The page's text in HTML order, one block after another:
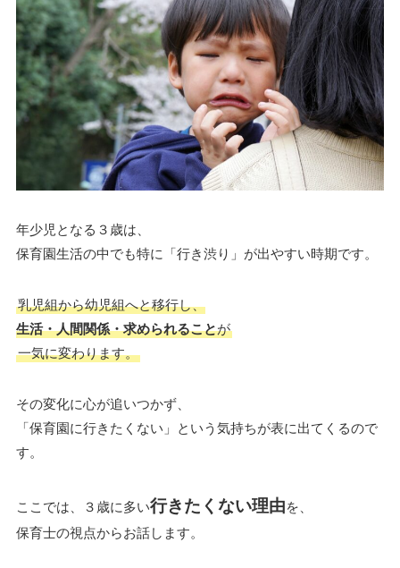
年少児となる３歳は、
保育園生活の中でも特に「行き渋り」が出やすい時期です。
乳児組から幼児組へと移行し、
生活・人間関係・求められることが
一気に変わります。
その変化に心が追いつかず、
「保育園に行きたくない」という気持ちが表に出てくるので
す。
ここでは、３歳に多い行きたくない理由を、
保育士の視点からお話します。